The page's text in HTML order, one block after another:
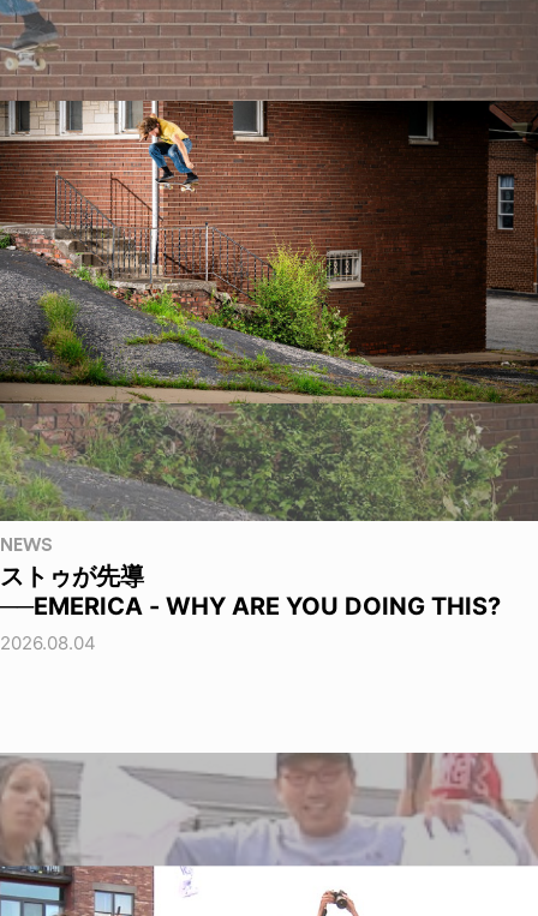
NEWS
ストゥが先導
──EMERICA - WHY ARE YOU DOING THIS?
2026.08.04